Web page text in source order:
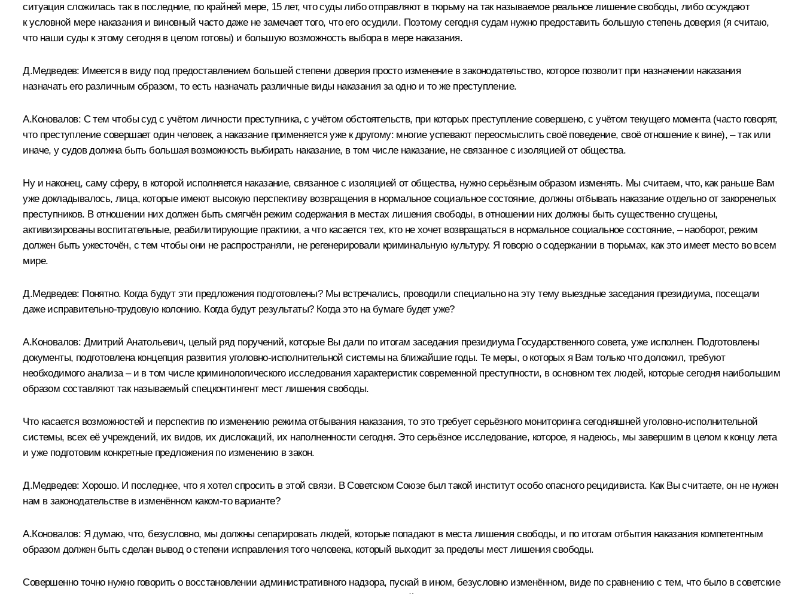
ситуация сложилась так в последние, по крайней мере, 15 лет, что суды либо отправляют в тюрьму на так называемое реальное лишение свободы, либо осуждают
к условной мере наказания и виновный часто даже не замечает того, что его осудили. Поэтому сегодня судам нужно предоставить большую степень доверия (я считаю,
что наши суды к этому сегодня в целом готовы) и большую возможность выбора в мере наказания.
Д.Медведев: Имеется в виду под предоставлением большей степени доверия просто изменение в законодательство, которое позволит при назначении наказания
назначать его различным образом, то есть назначать различные виды наказания за одно и то же преступление.
А.Коновалов: С тем чтобы суд с учётом личности преступника, с учётом обстоятельств, при которых преступление совершено, с учётом текущего момента (часто говорят,
что преступление совершает один человек, а наказание применяется уже к другому: многие успевают переосмыслить своё поведение, своё отношение к вине), – так или
иначе, у судов должна быть большая возможность выбирать наказание, в том числе наказание, не связанное с изоляцией от общества.
Ну и наконец, саму сферу, в которой исполняется наказание, связанное с изоляцией от общества, нужно серьёзным образом изменять. Мы считаем, что, как раньше Вам
уже докладывалось, лица, которые имеют высокую перспективу возвращения в нормальное социальное состояние, должны отбывать наказание отдельно от закоренелых
преступников. В отношении них должен быть смягчён режим содержания в местах лишения свободы, в отношении них должны быть существенно сгущены,
активизированы воспитательные, реабилитирующие практики, а что касается тех, кто не хочет возвращаться в нормальное социальное состояние, – наоборот, режим
должен быть ужесточён, с тем чтобы они не распространяли, не регенерировали криминальную культуру. Я говорю о содержании в тюрьмах, как это имеет место во всем
мире.
Д.Медведев: Понятно. Когда будут эти предложения подготовлены? Мы встречались, проводили специально на эту тему выездные заседания президиума, посещали
даже исправительно-трудовую колонию. Когда будут результаты? Когда это на бумаге будет уже?
А.Коновалов: Дмитрий Анатольевич, целый ряд поручений, которые Вы дали по итогам заседания президиума Государственного совета, уже исполнен. Подготовлены
документы, подготовлена концепция развития уголовно-исполнительной системы на ближайшие годы. Те меры, о которых я Вам только что доложил, требуют
необходимого анализа – и в том числе криминологического исследования характеристик современной преступности, в основном тех людей, которые сегодня наибольшим
образом составляют так называемый спецконтингент мест лишения свободы.
Что касается возможностей и перспектив по изменению режима отбывания наказания, то это требует серьёзного мониторинга сегодняшней уголовно-исполнительной
системы, всех её учреждений, их видов, их дислокаций, их наполненности сегодня. Это серьёзное исследование, которое, я надеюсь, мы завершим в целом к концу лета
и уже подготовим конкретные предложения по изменению в закон.
Д.Медведев: Хорошо. И последнее, что я хотел спросить в этой связи. В Советском Союзе был такой институт особо опасного рецидивиста. Как Вы считаете, он не нужен
нам в законодательстве в изменённом каком‑то варианте?
А.Коновалов: Я думаю, что, безусловно, мы должны сепарировать людей, которые попадают в места лишения свободы, и по итогам отбытия наказания компетентным
образом должен быть сделан вывод о степени исправления того человека, который выходит за пределы мест лишения свободы.
Совершенно точно нужно говорить о восстановлении административного надзора, пускай в ином, безусловно изменённом, виде по сравнению с тем, что было в советские